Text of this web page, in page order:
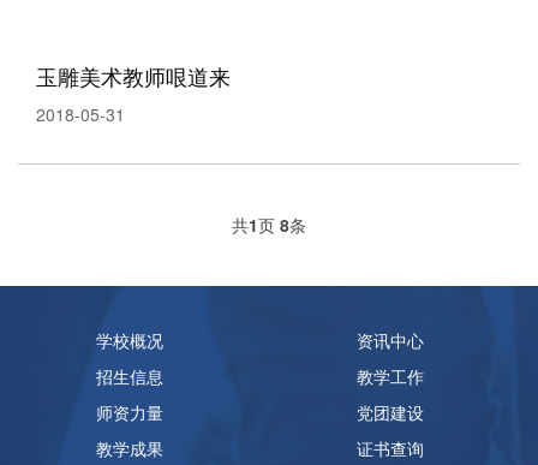
玉雕美术教师哏道来
2018-05-31
共1页 8条
学校概况
资讯中心
招生信息
教学工作
师资力量
党团建设
教学成果
证书查询